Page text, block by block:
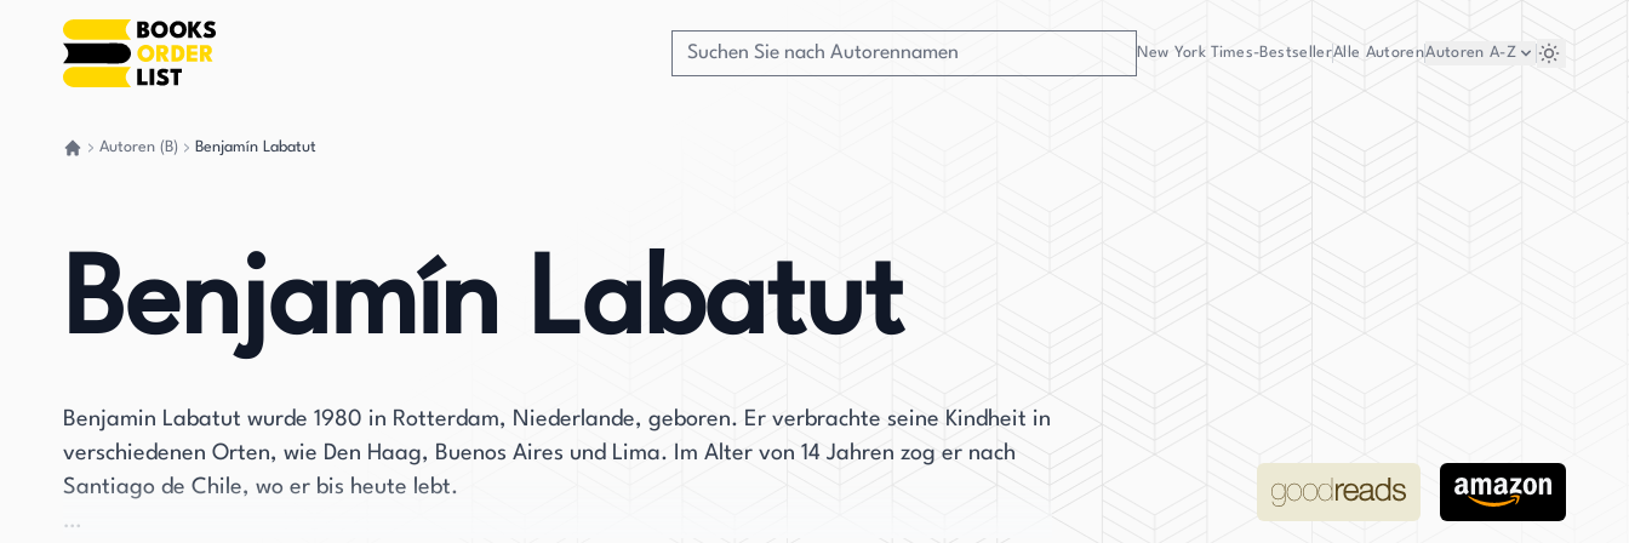
New York Times-BestsellerAlle AutorenAutoren A-Z
Autoren (B) Benjamín Labatut
Benjamín Labatut
Benjamin Labatut wurde 1980 in Rotterdam, Niederlande, geboren. Er verbrachte seine Kindheit in
verschiedenen Orten, wie Den Haag, Buenos Aires und Lima. Im Alter von 14 Jahren zog er nach
Santiago de Chile, wo er bis heute lebt.